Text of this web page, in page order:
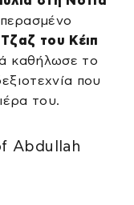
του Κέιπ
καθήλωσε το
που
του.
Abdullah